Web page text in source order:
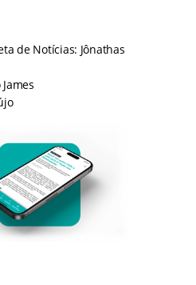
de Notícias: Jônathas